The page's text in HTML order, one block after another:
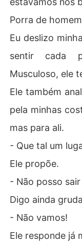
Porra de
Eu deslizo
sentir cada
Musculoso, ele
Ele também
pela minhas
mas para ali.
- Que tal um
Ele propõe.
- Não posso
Digo ainda
- Não vamos!
Ele responde já